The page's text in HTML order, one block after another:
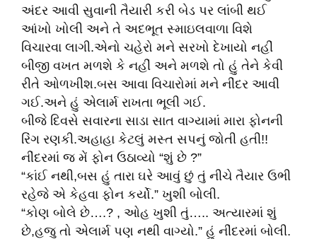
અંદર આવી સુવાની તૈયારી કરી બેડ પર લાંબી થઈ
આંખો ખોલી અને તે અદભૂત સ્માઇલવાળા વિશે
વિચારવા લાગી.એનો ચહેરો મને સરખો દેખાયો નહીં
બીજી વખત મળશે કે નહીં અને મળશે તો હું તેને કેવી
રીતે ઓળખીશ.બસ આવા વિચારોમાં મને નીંદર આવી
ગઈ.અને હું એલાર્મ રાખતા ભૂલી ગઈ.
બીજે દિવસે સવારના સાડા સાત વાગ્યામાં મારા ફોનની
રિંગ રણકી.અહાહા કેટલું મસ્ત સપનું જોતી હતી!!
નીંદરમાં જ મેં ફોન ઉઠાવ્યો “શું છે ?”
“કાંઈ નથી,બસ હું તારા ઘરે આવું છું તું નીચે તૈયાર ઉભી
રહેજે એ કેહવા ફોન કર્યો.” ખુશી બોલી.
“કોણ બોલે છે….? , ઓહ ખુશી તું….. અત્યારમાં શું
છે,હજુ તો એલાર્મ પણ નથી વાગ્યો.” હું નીંદરમાં બોલી.